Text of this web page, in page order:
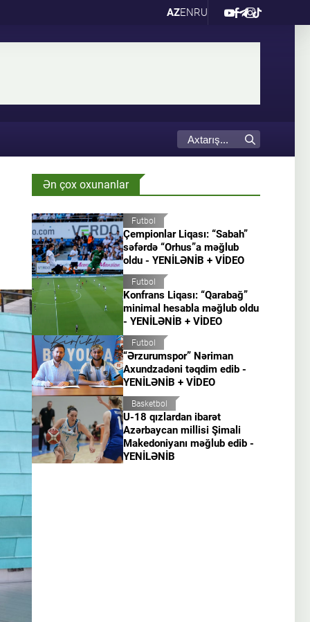
AZENRU
Ən çox oxunanlar
Futbol
Çempionlar Liqası: “Sabah”
səfərdə “Orhus”a məğlub
oldu - YENİLƏNİB + VİDEO
Futbol
Konfrans Liqası: “Qarabağ”
minimal hesabla məğlub oldu
- YENİLƏNİB + VİDEO
Futbol
“Ərzurumspor” Nəriman
Axundzadəni təqdim edib -
YENİLƏNİB + VİDEO
Basketbol
U-18 qızlardan ibarət
Azərbaycan millisi Şimali
Makedoniyanı məğlub edib -
YENİLƏNİB